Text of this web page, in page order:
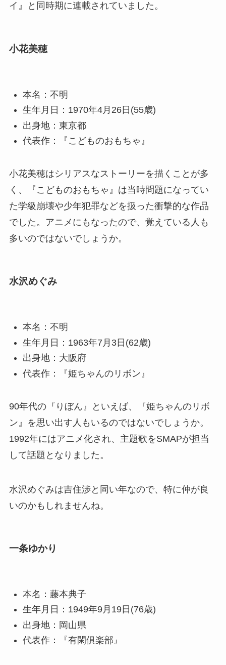
イ』と同時期に連載されていました。
小花美穂
本名：不明
生年月日：1970年4月26日(55歳)
出身地：東京都
代表作：『こどものおもちゃ』
小花美穂はシリアスなストーリーを描くことが多
く、『こどものおもちゃ』は当時問題になってい
た学級崩壊や少年犯罪などを扱った衝撃的な作品
でした。アニメにもなったので、覚えている人も
多いのではないでしょうか。
水沢めぐみ
本名：不明
生年月日：1963年7月3日(62歳)
出身地：大阪府
代表作：『姫ちゃんのリボン』
90年代の『りぼん』といえば、『姫ちゃんのリボ
ン』を思い出す人もいるのではないでしょうか。
1992年にはアニメ化され、主題歌をSMAPが担当
して話題となりました。
水沢めぐみは吉住渉と同い年なので、特に仲が良
いのかもしれませんね。
一条ゆかり
本名：藤本典子
生年月日：1949年9月19日(76歳)
出身地：岡山県
代表作：『有閑俱楽部』